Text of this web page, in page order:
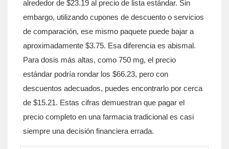
alrededor de $23.19 al precio de lista estándar. Sin
embargo, utilizando cupones de descuento o servicios
de comparación, ese mismo paquete puede bajar a
aproximadamente $3.75. Esa diferencia es abismal.
Para dosis más altas, como 750 mg, el precio
estándar podría rondar los $66.23, pero con
descuentos adecuados, puedes encontrarlo por cerca
de $15.21. Estas cifras demuestran que pagar el
precio completo en una farmacia tradicional es casi
siempre una decisión financiera errada.